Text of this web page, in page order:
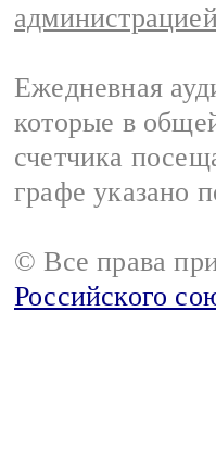
Ежедневная
которые в
счетчика
графе указано
© Все права
Российского